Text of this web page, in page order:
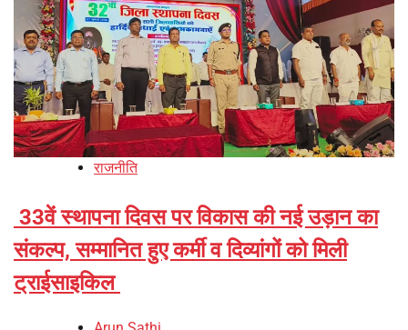
राजनीति
33वें स्थापना दिवस पर विकास की नई उड़ान का
संकल्प, सम्मानित हुए कर्मी व दिव्यांगों को मिली
ट्राईसाइकिल